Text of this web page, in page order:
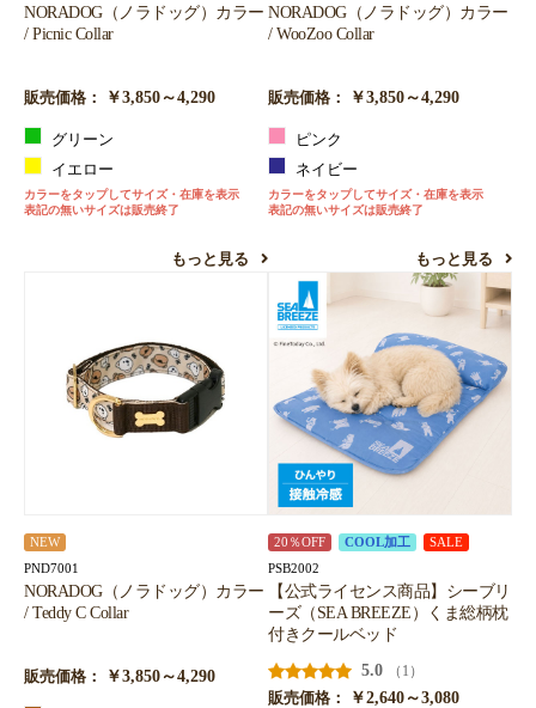
NORADOG（ノラドッグ）カラー
/ Picnic Collar
販売価格： ￥3,850～4,290
グリーン
イエロー
カラーをタップしてサイズ・在庫を表示
表記の無いサイズは販売終了
もっと見る
NORADOG（ノラドッグ）カラー
/ WooZoo Collar
販売価格： ￥3,850～4,290
ピンク
ネイビー
カラーをタップしてサイズ・在庫を表示
表記の無いサイズは販売終了
もっと見る
NEW
PND7001
NORADOG（ノラドッグ）カラー
/ Teddy C Collar
販売価格： ￥3,850～4,290
20％OFF COOL加工 SALE
PSB2002
【公式ライセンス商品】シーブリ
ーズ（SEA BREEZE）くま総柄枕
付きクールベッド
5.0
（1）
販売価格：
￥2,640～3,080